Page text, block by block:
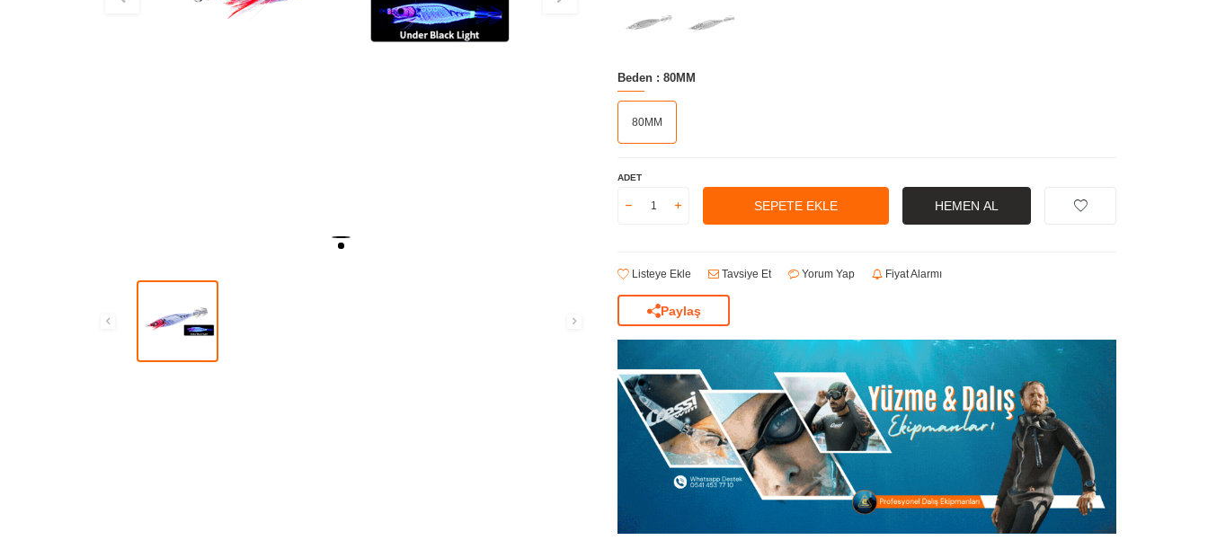
Beden : 80MM
80MM
ADET
SEPETE EKLE HEMEN AL
Listeye Ekle Tavsiye Et Yorum Yap Fiyat Alarmı
Paylaş